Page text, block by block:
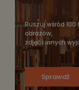
Buszuj wśród 100
obrazów,
zdjęć i innych
Sprawdź